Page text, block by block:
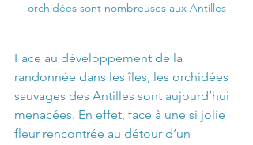
orchidées sont nombreuses aux Antilles
Face au développement de la
randonnée dans les îles, les orchidées
sauvages des Antilles sont aujourd’hui
menacées. En effet, face à une si jolie
fleur rencontrée au détour d’un